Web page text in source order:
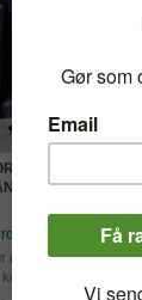
SENSE
Sense
rengøringen nem